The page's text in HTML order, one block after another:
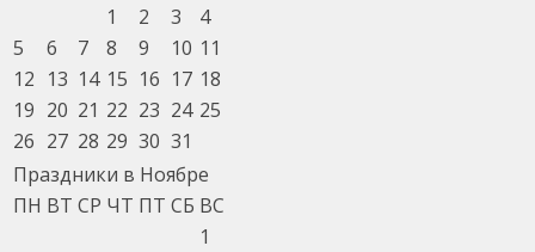
1
2 3
4
5
6 7 8 9 10 11
12 13 14 15 16 17 18
19 20 21 22 23 24 25
26 27 28 29 30 31
Праздники в Ноябре
ПН ВТ СР ЧТ ПТ СБ ВС
1